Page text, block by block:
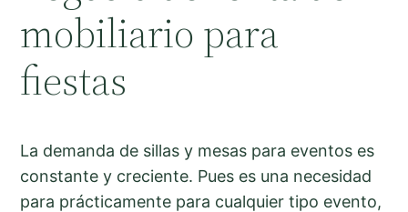
mobiliario para
fiestas
La demanda de sillas y mesas para eventos es
constante y creciente. Pues es una necesidad
para prácticamente para cualquier tipo evento,